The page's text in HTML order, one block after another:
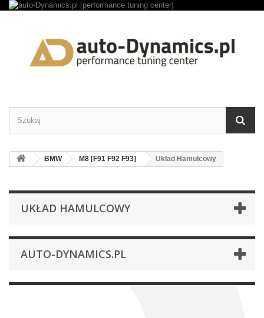
BMW M8 [F91 F92 F93] Układ Hamulcowy
UKŁAD HAMULCOWY
AUTO-DYNAMICS.PL